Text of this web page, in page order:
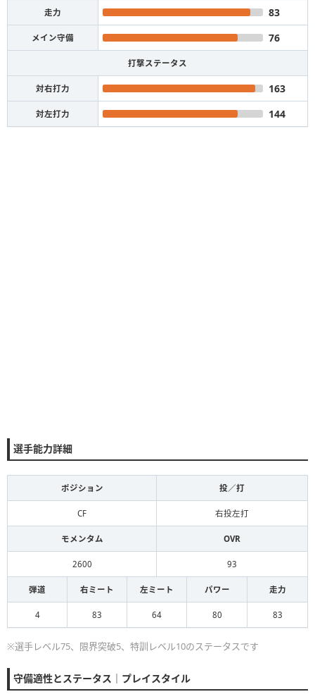
走力 83
メイン守備 76
打撃ステータス
対右打力 163
対左打力 144
選手能力詳細
ポジション 投／打
CF 右投左打
モメンタム OVR
2600 93
弾道 右ミート 左ミート パワー 走力
4 83 64 80 83
※選手レベル75、限界突破5、特訓レベル10のステータスです
守備適性とステータス｜プレイスタイル